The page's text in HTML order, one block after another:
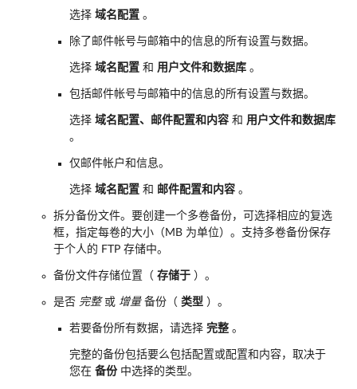
选择 域名配置 。
除了邮件帐号与邮箱中的信息的所有设置与数据。
选择 域名配置 和 用户文件和数据库 。
包括邮件帐号与邮箱中的信息的所有设置与数据。
选择 域名配置、邮件配置和内容 和 用户文件和数据库
。
仅邮件帐户和信息。
选择 域名配置 和 邮件配置和内容 。
拆分备份文件。要创建一个多卷备份，可选择相应的复选
框，指定每卷的大小（MB 为单位）。支持多卷备份保存
于个人的 FTP 存储中。
备份文件存储位置（ 存储于 ）。
是否 完整或 增量备份（ 类型 ）。
若要备份所有数据，请选择 完整 。
完整的备份包括要么包括配置或配置和内容，取决于
您在 备份中选择的类型。